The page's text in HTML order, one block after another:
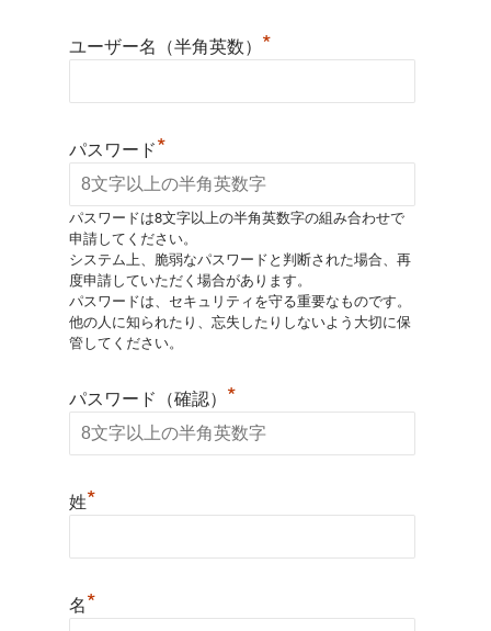
ユーザー名（半角英数） *
パスワード*
パスワードは8文字以上の半角英数字の組み合わせで
申請してください。
システム上、脆弱なパスワードと判断された場合、再
度申請していただく場合があります。
パスワードは、セキュリティを守る重要なものです。
他の人に知られたり、忘失したりしないよう大切に保
管してください。
パスワード（確認） *
姓*
名*